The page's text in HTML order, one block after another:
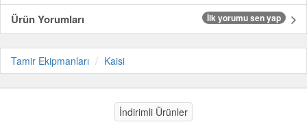
Ürün Yorumları
İlk yorumu sen yap
Tamir Ekipmanları Kaisi
İndirimli Ürünler